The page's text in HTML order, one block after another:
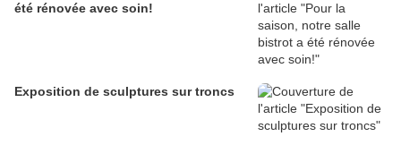
été rénovée avec soin!
Exposition de sculptures sur troncs